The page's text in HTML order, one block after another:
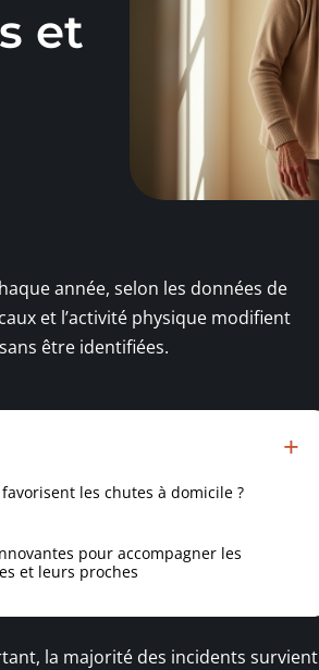
et
année, selon les données de
et l’activité physique modifient
être identifiées.
les chutes à domicile ?
pour accompagner les
et leurs proches
la majorité des incidents survient